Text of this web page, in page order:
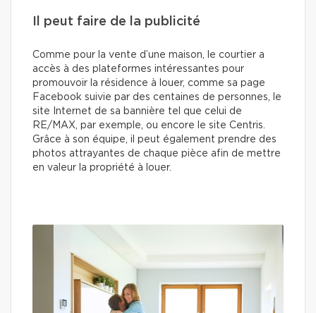
Il peut faire de la publicité
Comme pour la vente d’une maison, le courtier a
accès à des plateformes intéressantes pour
promouvoir la résidence à louer, comme sa page
Facebook suivie par des centaines de personnes, le
site Internet de sa bannière tel que celui de
RE/MAX, par exemple, ou encore le site Centris.
Grâce à son équipe, il peut également prendre des
photos attrayantes de chaque pièce afin de mettre
en valeur la propriété à louer.